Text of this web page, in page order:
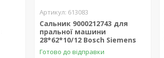
613083
Сальник 9000212743 для
пральної машини
28*62*10/12 Bosch Siemens
Готово до відправки